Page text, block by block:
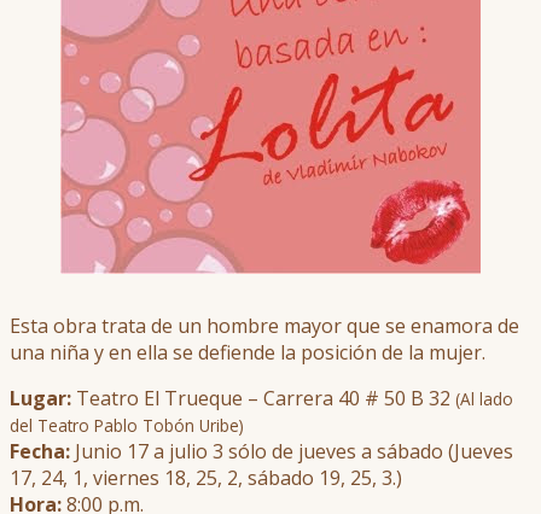
Esta obra trata de un hombre mayor que se enamora de
una niña y en ella se defiende la posición de la mujer.
Lugar: Teatro El Trueque – Carrera 40 # 50 B 32 (Al lado
del Teatro Pablo Tobón Uribe)
Fecha: Junio 17 a julio 3 sólo de jueves a sábado (Jueves
17, 24, 1, viernes 18, 25, 2, sábado 19, 25, 3.)
Hora:8:00 p.m.